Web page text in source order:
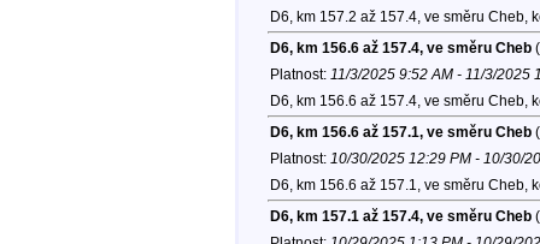
D6, km 157.2 až 157.4, ve směru Cheb,
D6, km 156.6 až 157.4, ve směru Cheb
Platnost: 11/3/2025 9:52 AM - 11/3/2025
D6, km 156.6 až 157.4, ve směru Cheb,
D6, km 156.6 až 157.1, ve směru Cheb
Platnost: 10/30/2025 12:29 PM - 10/30/
D6, km 156.6 až 157.1, ve směru Cheb,
D6, km 157.1 až 157.4, ve směru Cheb